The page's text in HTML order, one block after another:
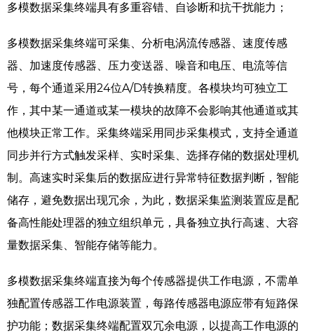
多模数据采集终端具有多重容错、自诊断和抗干扰能力；
多模数据采集终端可采集、分析电涡流传感器、速度传感
器、加速度传感器、压力变送器、噪音和电压、电流等信
号，每个通道采用24位A/D转换精度。各模块均可独立工
作，其中某一通道或某一模块的故障不会影响其他通道或其
他模块正常工作。采集终端采用同步采集模式，支持全通道
同步并行方式触发采样、实时采集、选择存储的数据处理机
制。高速实时采集后的数据应进行异常特征数据判断，智能
储存，避免数据出现冗余，为此，数据采集监测装置应是配
备高性能处理器的独立组织单元，具备独立执行高速、大容
量数据采集、智能存储等能力。
多模数据采集终端直接为每个传感器提供工作电源，不需单
独配置传感器工作电源装置，每路传感器电源应带有短路保
护功能；数据采集终端配置双冗余电源，以提高工作电源的